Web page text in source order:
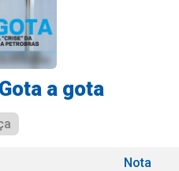
a gota
Nota